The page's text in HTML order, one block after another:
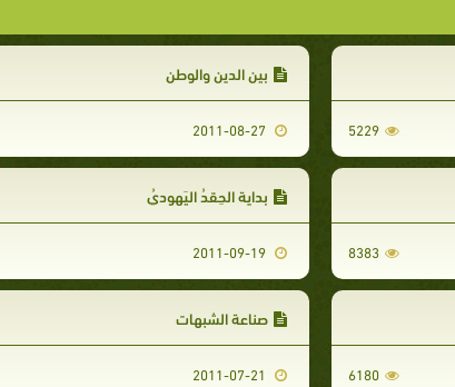
5229
بين الدين والوطن
8383
بداية الحِقدُ اليَهوديُ
2011-09-19
6180
صناعة الشبهات